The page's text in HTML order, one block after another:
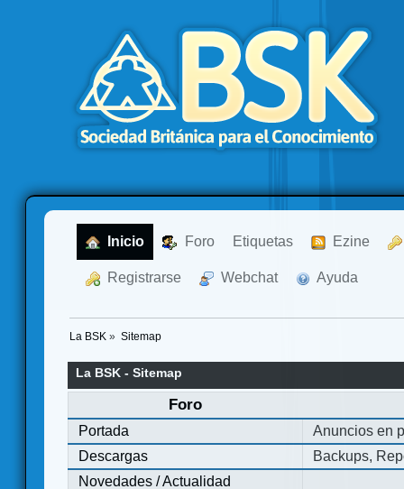
Inicio Foro Etiquetas Ezine
Registrarse Webchat Ayuda
La BSK » Sitemap
La BSK - Sitemap
Foro
Portada
Anuncios en
Descargas
Backups,
Novedades / Actualidad